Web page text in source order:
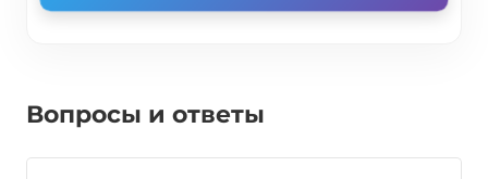
Вопросы и ответы